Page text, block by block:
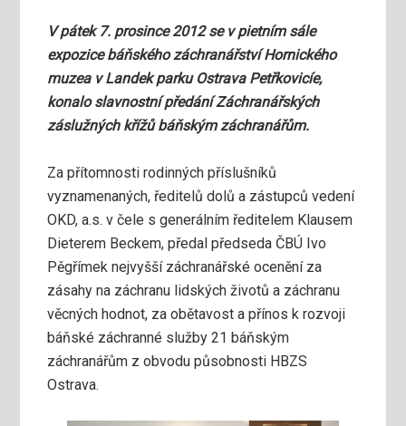
V pátek 7. prosince 2012 se v pietním sále
expozice báňského záchranářství Hornického
muzea v Landek parku Ostrava Petřkovicíe,
konalo slavnostní předání Záchranářských
záslužných křížů báňským záchranářům.
Za přítomnosti rodinných příslušníků
vyznamenaných, ředitelů dolů a zástupců vedení
OKD, a.s. v čele s generálním ředitelem Klausem
Dieterem Beckem, předal předseda ČBÚ Ivo
Pěgřímek nejvyšší záchranářské ocenění za
zásahy na záchranu lidských životů a záchranu
věcných hodnot, za obětavost a přínos k rozvoji
báňské záchranné služby 21 báňským
záchranářům z obvodu působnosti HBZS
Ostrava.